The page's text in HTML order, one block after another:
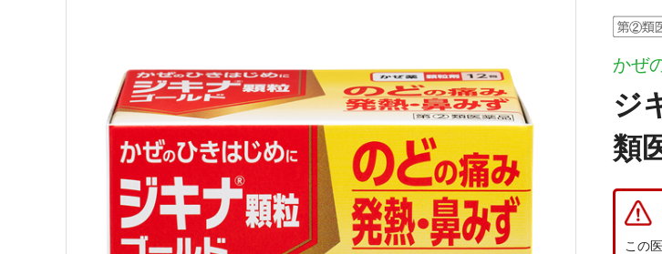
かぜ
ジ
類
この